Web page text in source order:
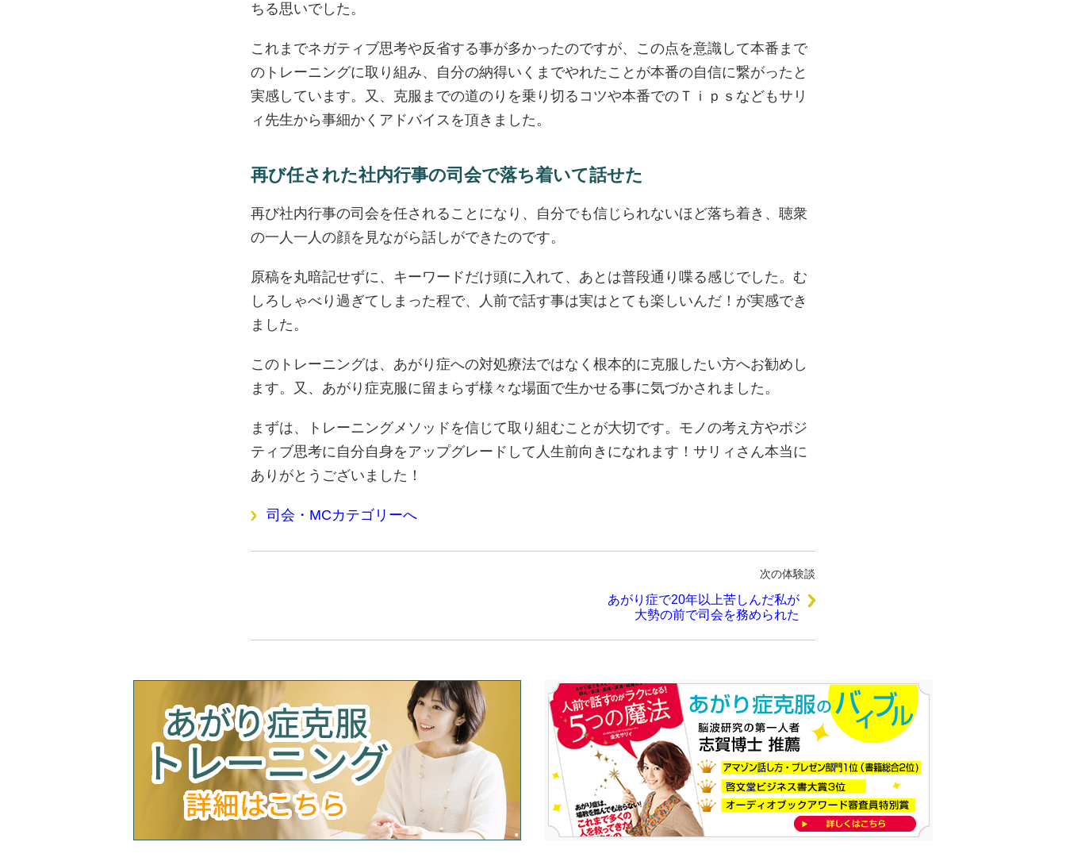
ちる思いでした。
これまでネガティブ思考や反省する事が多かったのですが、この点を意識して本番まで
のトレーニングに取り組み、自分の納得いくまでやれたことが本番の自信に繋がったと
実感しています。又、克服までの道のりを乗り切るコツや本番でのＴｉｐｓなどもサリ
ィ先生から事細かくアドバイスを頂きました。
再び任された社内行事の司会で落ち着いて話せた
再び社内行事の司会を任されることになり、自分でも信じられないほど落ち着き、聴衆
の一人一人の顔を見ながら話しができたのです。
原稿を丸暗記せずに、キーワードだけ頭に入れて、あとは普段通り喋る感じでした。む
しろしゃべり過ぎてしまった程で、人前で話す事は実はとても楽しいんだ！が実感でき
ました。
このトレーニングは、あがり症への対処療法ではなく根本的に克服したい方へお勧めし
ます。又、あがり症克服に留まらず様々な場面で生かせる事に気づかされました。
まずは、トレーニングメソッドを信じて取り組むことが大切です。モノの考え方やポジ
ティブ思考に自分自身をアップグレードして人生前向きになれます！サリィさん本当に
ありがとうございました！
司会・MCカテゴリーへ
次の体験談
あがり症で20年以上苦しんだ私が
大勢の前で司会を務められた